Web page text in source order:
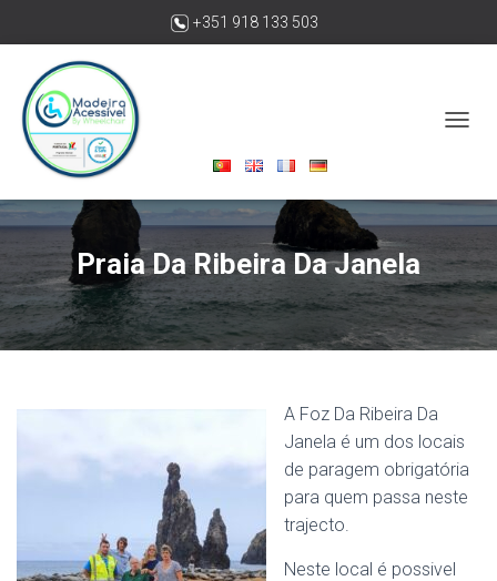
+351 918 133 503
madeiraacessivelbywheelchair@gmail.com
E
A
R
A
Ç
Ã
O
Praia Da Ribeira Da Janela
A Foz Da Ribeira Da
Janela é um dos locais
de paragem obrigatória
para quem passa neste
trajecto.
Neste local é possivel